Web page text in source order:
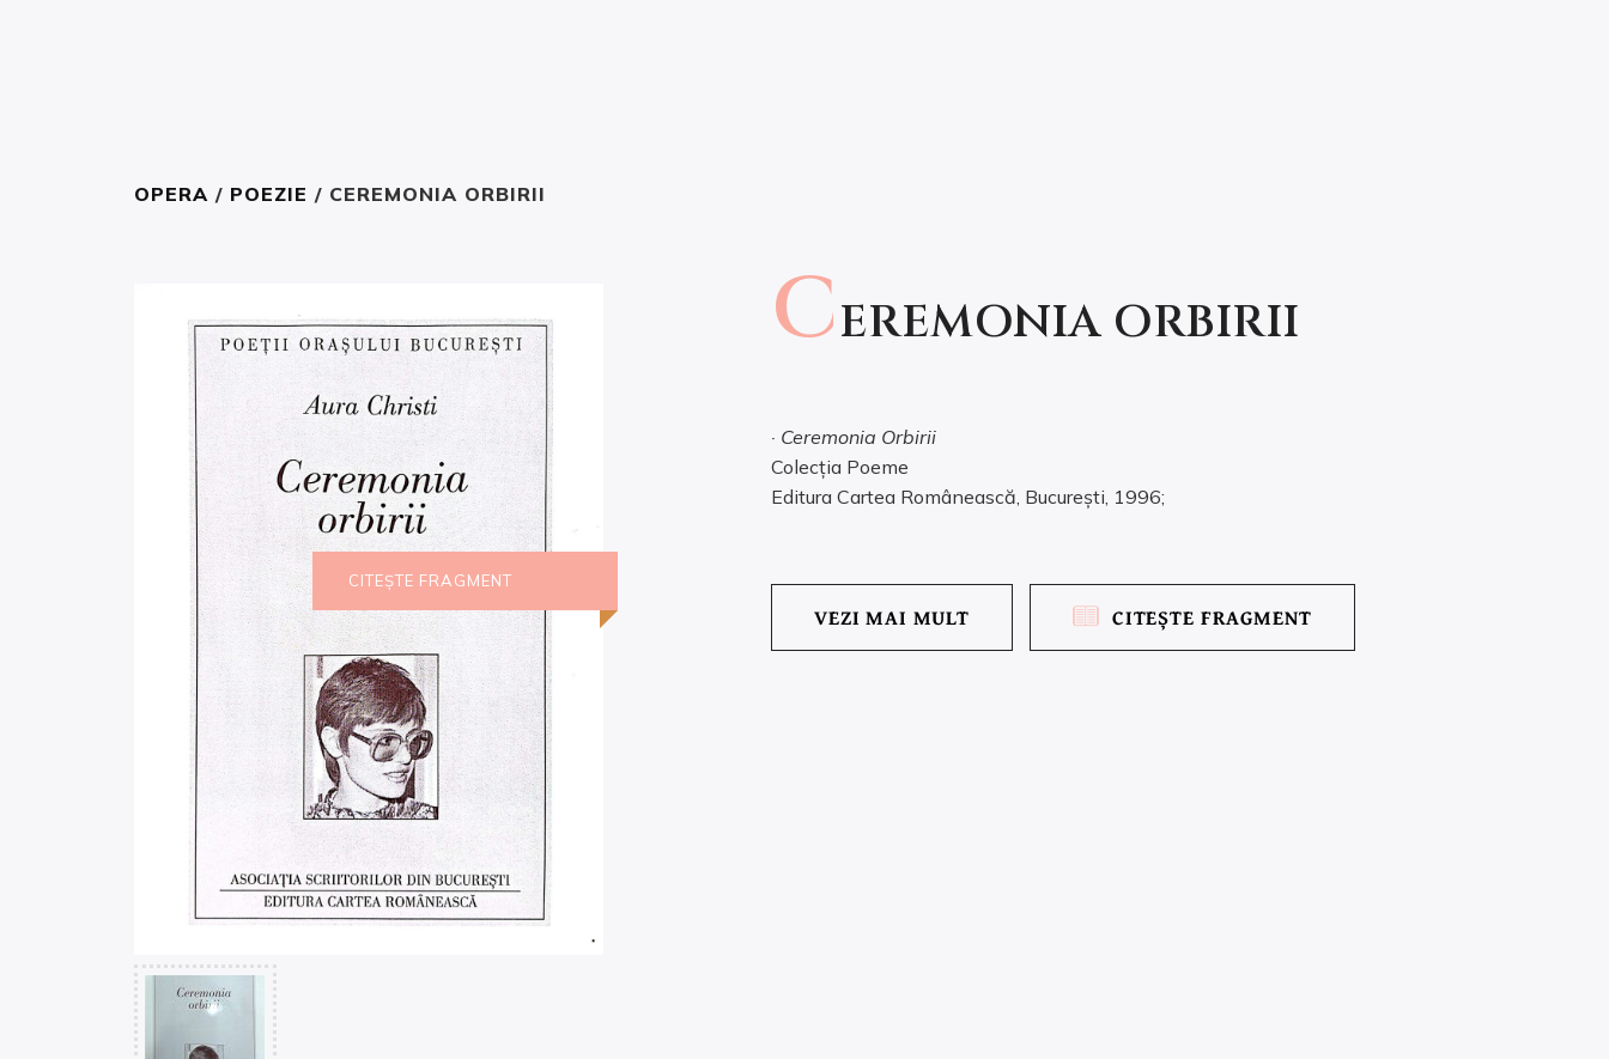
OPERA / POEZIE / CEREMONIA ORBIRII
CITEȘTE FRAGMENT
CEREMONIA ORBIRII
· Ceremonia Orbirii
Colecția Poeme
Editura Cartea Românească, București, 1996;
VEZI MAI MULT CITEȘTE FRAGMENT